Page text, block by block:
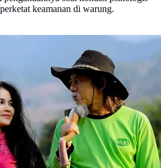
keamanan di warung.